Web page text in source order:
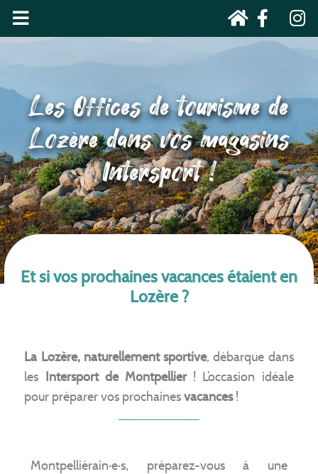
Les Offices de tourisme de
Lozère dans vos magasins
Intersport !
Et si vos prochaines vacances étaient en
Lozère ?
La Lozère, naturellement sportive, débarque dans
les Intersport de Montpellier ! L’occasion idéale
pour préparer vos prochainesvacances!
Montpelliérain·e·s, préparez-vous à une